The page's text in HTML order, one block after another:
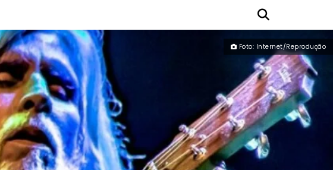
Foto: Internet/Reprodução